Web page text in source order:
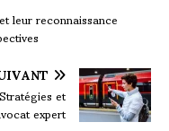
leur reconnaissance
et
expert